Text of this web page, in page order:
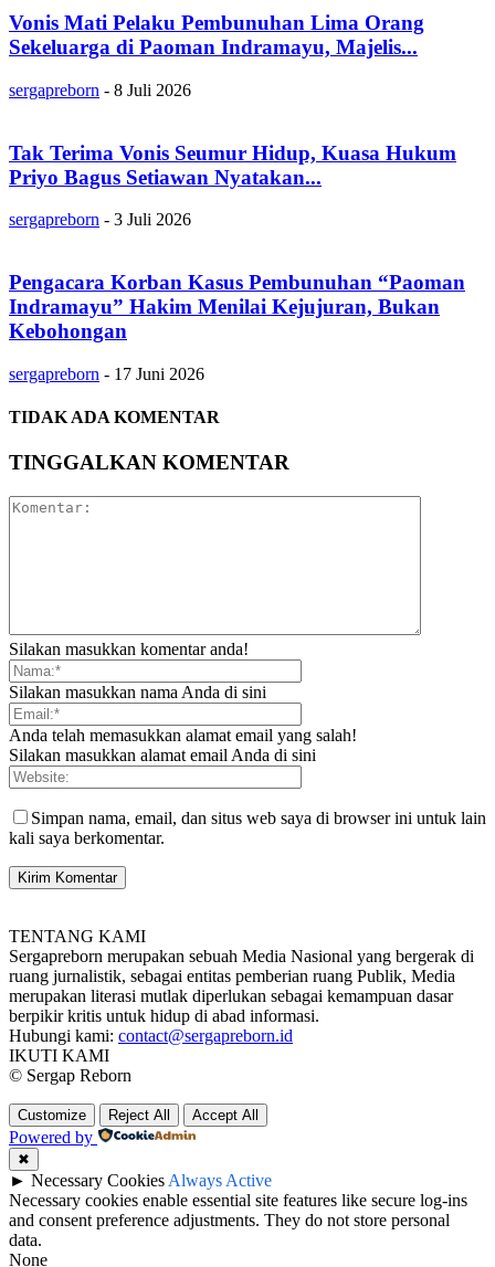
Vonis Mati Pelaku Pembunuhan Lima Orang
Sekeluarga di Paoman Indramayu, Majelis...
sergapreborn - 8 Juli 2026
Tak Terima Vonis Seumur Hidup, Kuasa Hukum
Priyo Bagus Setiawan Nyatakan...
sergapreborn - 3 Juli 2026
Pengacara Korban Kasus Pembunuhan “Paoman
Indramayu” Hakim Menilai Kejujuran, Bukan
Kebohongan
sergapreborn - 17 Juni 2026
TIDAK ADA KOMENTAR
TINGGALKAN KOMENTAR
Silakan masukkan komentar anda!
Silakan masukkan nama Anda di sini
Anda telah memasukkan alamat email yang salah!
Silakan masukkan alamat email Anda di sini
Simpan nama, email, dan situs web saya di browser ini untuk lain
kali saya berkomentar.
TENTANG KAMI
Sergapreborn merupakan sebuah Media Nasional yang bergerak di
ruang jurnalistik, sebagai entitas pemberian ruang Publik, Media
merupakan literasi mutlak diperlukan sebagai kemampuan dasar
berpikir kritis untuk hidup di abad informasi.
Hubungi kami: contact@sergapreborn.id
IKUTI KAMI
© Sergap Reborn
Customize Reject All Accept All
Powered by
✖
► Necessary Cookies Always Active
Necessary cookies enable essential site features like secure log-ins
and consent preference adjustments. They do not store personal
data.
None